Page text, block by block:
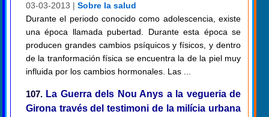
03-03-2013 | Sobre la salud
Durante el periodo conocido como adolescencia, existe
una época llamada pubertad. Durante esta época se
producen grandes cambios psíquicos y físicos, y dentro
de la tranformación física se encuentra la de la piel muy
influida por los cambios hormonales. Las ...
107. La Guerra dels Nou Anys a la vegueria de
Girona través del testimoni de la milícia urbana